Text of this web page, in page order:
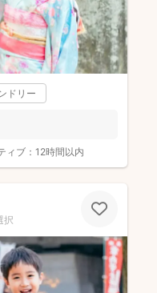
ドリー
ィブ： 12時間以内
択